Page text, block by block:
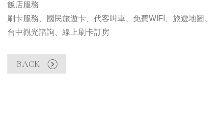
飯店服務
刷卡服務、國民旅遊卡、代客叫車、免費WIFI、旅遊地圖、
台中觀光諮詢、線上刷卡訂房
BACK